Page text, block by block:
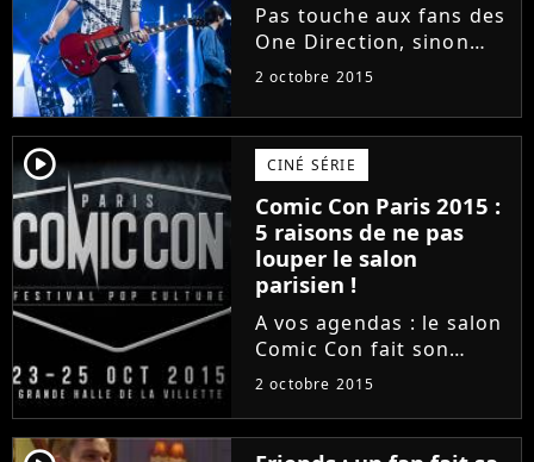
Pas touche aux fans des
One Direction, sinon
Niall Horan sort ses
octobre 2015, sur
Twitter, le chanteur a
poussé un gros coup de
gueule contre les
paparazzi....
2 octobre 2015
player2 CINÉ SÉRIE
Comic Con Paris 2015 :
5 raisons de ne pas
louper le salon
parisien !
A vos agendas : le salon
Comic Con fait son
grand retour à Paris.
du 23 au 25 octobre
2015 dans la Grande
2 octobre 2015